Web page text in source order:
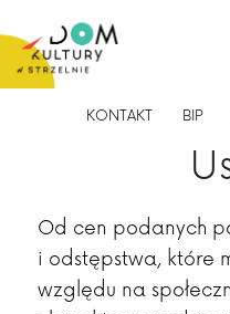
KONTAKT BIP
Od cen podanych
i odstępstwa, które
względu na